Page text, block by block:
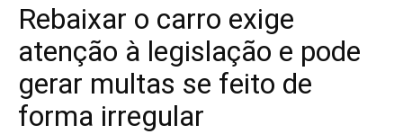
Rebaixar o carro exige
atenção à legislação e pode
gerar multas se feito de
forma irregular